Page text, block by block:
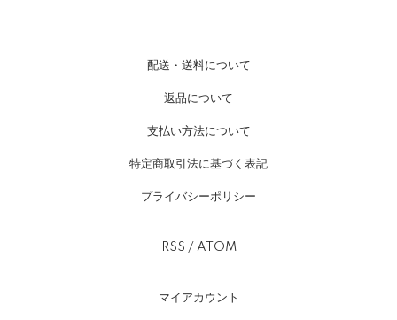
配送・送料について
返品について
支払い方法について
特定商取引法に基づく表記
プライバシーポリシー
RSS / ATOM
マイアカウント